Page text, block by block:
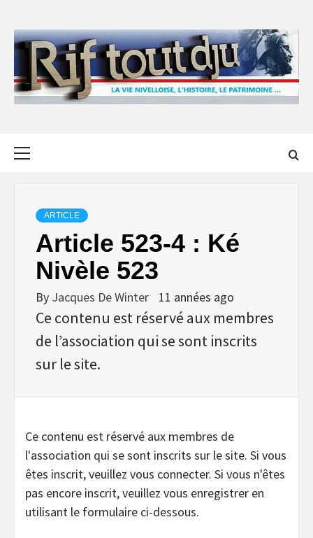
content
ARTICLE
Article 523-4 : Ké
Nivèle 523
By Jacques De Winter 11 années ago
Ce contenu est réservé aux membres
de l’association qui se sont inscrits
sur le site.
Ce contenu est réservé aux membres de
l'association qui se sont inscrits sur le site. Si vous
êtes inscrit, veuillez vous connecter. Si vous n'êtes
pas encore inscrit, veuillez vous enregistrer en
utilisant le formulaire ci-dessous.